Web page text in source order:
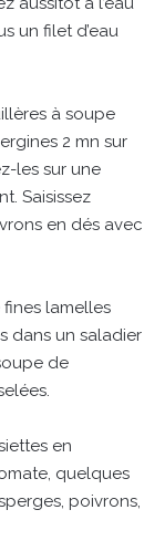
un filet d’eau
à soupe
2 mn sur
les sur une
Saisissez
en dés avec
fines lamelles
dans un saladier
de
en
quelques
poivrons,